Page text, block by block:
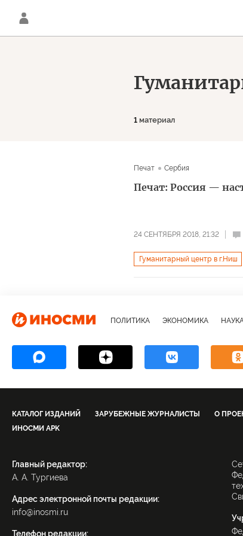
1 материал
Печат Сербия
Печат: Россия —
24 СЕНТЯБРЯ 2018, 21:32
Гуманитарный центр в г.Ниш
ПОЛИТИКА ЭКОНОМИКА
КАТАЛОГ ИЗДАНИЙ ЗАРУБЕЖНЫЕ ЖУРНАЛИСТЫ О
ИНОСМИ APK
Главный редактор:
А. А. Тургиева
Адрес электронной почты редакции:
info@inosmi.ru
Телефон редакции: